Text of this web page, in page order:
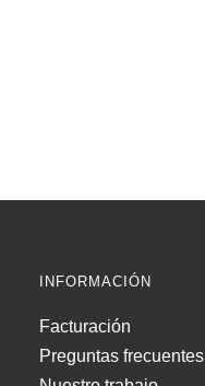
INFORMACIÓN
Facturación
Preguntas frecuentes